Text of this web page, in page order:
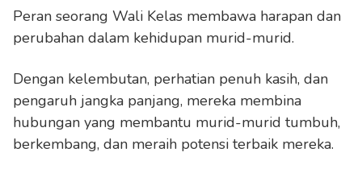
Peran seorang Wali Kelas membawa harapan dan
perubahan dalam kehidupan murid-murid.
Dengan kelembutan, perhatian penuh kasih, dan
pengaruh jangka panjang, mereka membina
hubungan yang membantu murid-murid tumbuh,
berkembang, dan meraih potensi terbaik mereka.